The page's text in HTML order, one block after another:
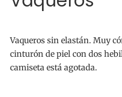
Vaqueros sin elastán. Muy
cinturón de piel con dos
camiseta está agotada.